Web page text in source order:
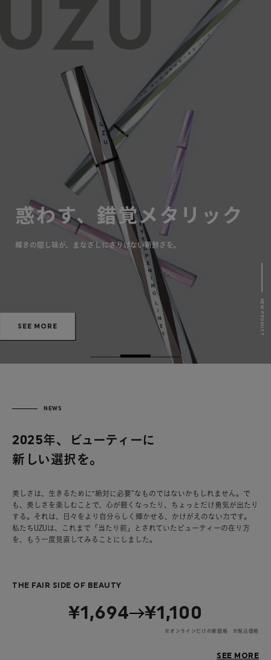
コンテンツにスキッ
NEW PRODUCT
惑わす、錯覚メタリック
輝きの隠し味が、まなざしにさりげない新鮮さを。
SEE MORE
NEWS
2025年、ビューティーに
新しい選択を。
美しさは、生きるために“絶対に必要”なものではないかもしれません。 で
も、美しさを楽しむことで、心が軽くなったり、ちょっとだけ勇気が出たり
する。それは、日々をより自分らしく輝かせる、かけがえのない力です。
私たちUZUは、これまで「当たり前」とされていたビューティーの在り方
を、もう一度見直してみることにしました。
THE FAIR SIDE OF BEAUTY
¥1,694 ¥1,100
※オンラインだけの新価格 ※税込価格
SEE MORE